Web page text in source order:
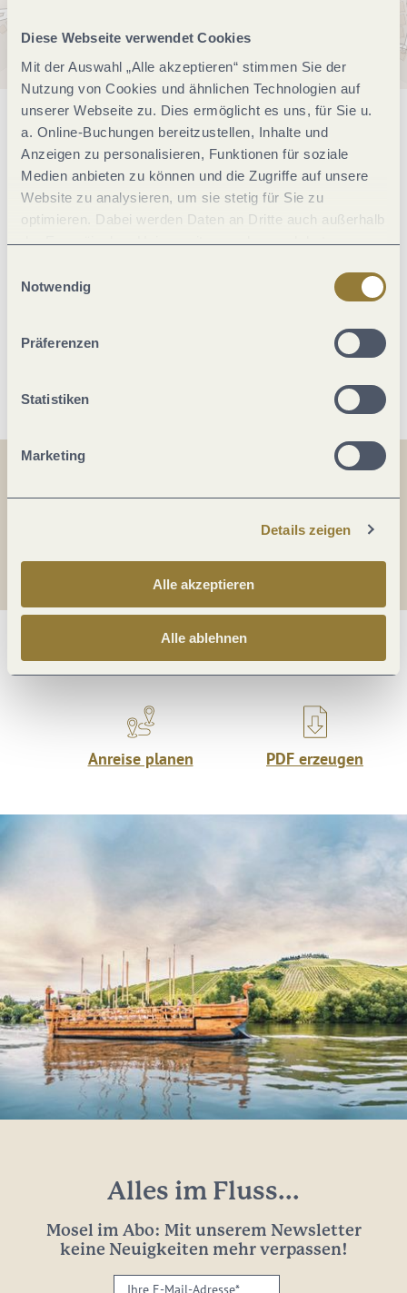
Diese Webseite verwendet Cookies
Mit der Auswahl „Alle akzeptieren“ stimmen Sie der
Nutzung von Cookies und ähnlichen Technologien auf
unserer Webseite zu. Dies ermöglicht es uns, für Sie u.
a. Online-Buchungen bereitzustellen, Inhalte und
Anzeigen zu personalisieren, Funktionen für soziale
Medien anbieten zu können und die Zugriffe auf unsere
Website zu analysieren, um sie stetig für Sie zu
optimieren. Dabei werden Daten an Dritte auch außerhalb
der Europäischen Union weitergegeben und dort
jederzeit widerrufen werden. Mit der Auswahl "Alle
ablehnen" kann es zu Beeinträchtigungen in der Nutzung
Notwendig
Präferenzen
Statistiken
Marketing
Details zeigen
Alle akzeptieren
Alle ablehnen
Allgemeine Informationen
Einrichtungen Betrieb
Was möchtest du als nächstes tun?
Anreise planen PDF erzeugen
Alles im Fluss...
Mosel im Abo: Mit unserem Newsletter
keine Neuigkeiten mehr verpassen!
Ihre